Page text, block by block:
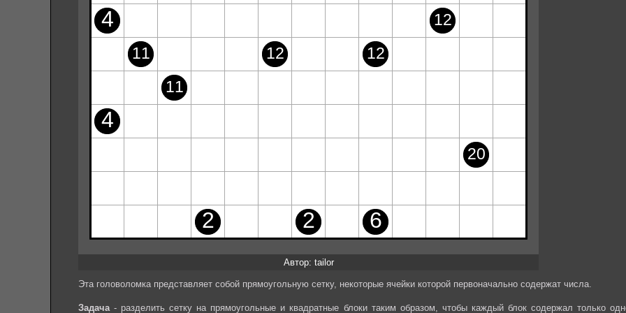
Автор: tailor
Эта головоломка представляет собой прямоугольную сетку, некоторые ячейки которой первоначально содержат числа.
Задача- разделить сетку на прямоугольные и квадратные блоки таким образом, чтобы каждый блок содержал только